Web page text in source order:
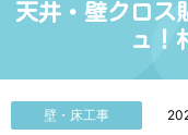
天井・壁クロス
ュ！
壁・床工事